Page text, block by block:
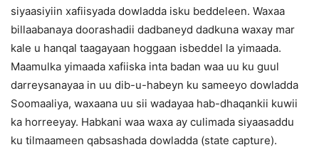
siyaasiyiin xafiisyada dowladda isku beddeleen. Waxaa
billaabanaya doorashadii dadbaneyd dadkuna waxay mar
kale u hanqal taagayaan hoggaan isbeddel la yimaada.
Maamulka yimaada xafiiska inta badan waa uu ku guul
darreysanayaa in uu dib-u-habeyn ku sameeyo dowladda
Soomaaliya, waxaana uu sii wadayaa hab-dhaqankii kuwii
ka horreeyay. Habkani waa waxa ay culimada siyaasaddu
ku tilmaameen qabsashada dowladda (state capture).